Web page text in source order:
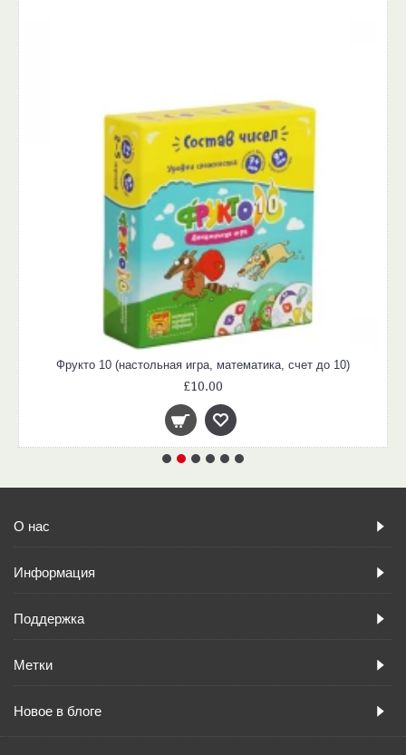
Фрукто 10 (настольная игра, математика, счет до 10)
£10.00
О нас
Информация
Поддержка
Метки
Новое в блоге